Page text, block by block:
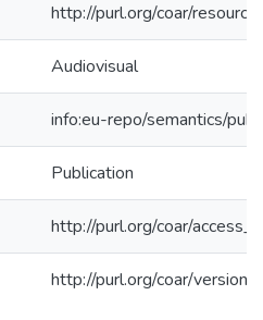
http://purl.org/coar/
Audiovisual
info:eu-repo/semantics/
Publication
http://purl.org/coar/
http://purl.org/coar/